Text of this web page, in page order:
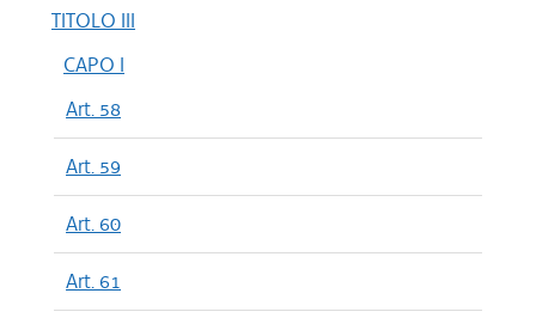
TITOLO III
CAPO I
Art. 58
Art. 59
Art. 60
Art. 61